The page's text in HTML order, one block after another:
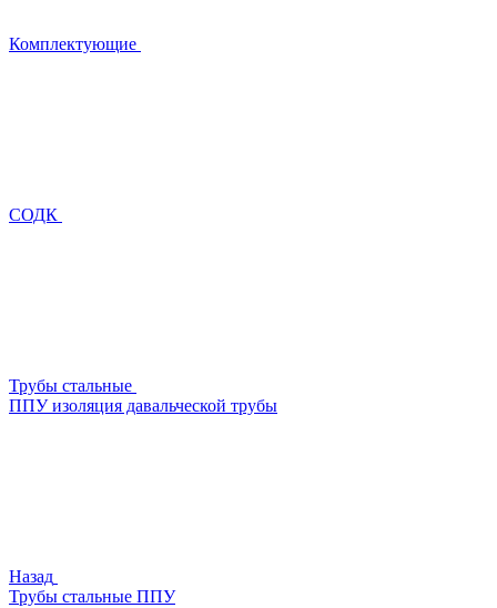
Комплектующие
СОДК
Трубы стальные
ППУ изоляция давальческой трубы
Назад
Трубы стальные ППУ